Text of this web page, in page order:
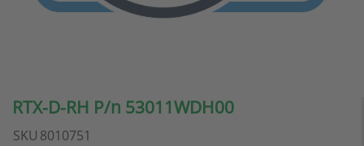
RTX-D-RH P/n 53011WDH00
SKU 8010751